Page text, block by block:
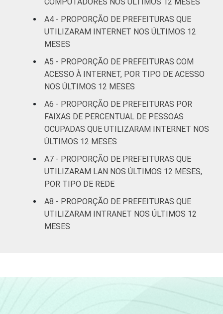
A4 - PROPORÇÃO DE PREFEITURAS QUE
UTILIZARAM INTERNET NOS ÚLTIMOS 12
MESES
A5 - PROPORÇÃO DE PREFEITURAS COM
ACESSO À INTERNET, POR TIPO DE ACESSO
NOS ÚLTIMOS 12 MESES
A6 - PROPORÇÃO DE PREFEITURAS POR
FAIXAS DE PERCENTUAL DE PESSOAS
OCUPADAS QUE UTILIZARAM INTERNET NOS
ÚLTIMOS 12 MESES
A7 - PROPORÇÃO DE PREFEITURAS QUE
UTILIZARAM LAN NOS ÚLTIMOS 12 MESES,
POR TIPO DE REDE
A8 - PROPORÇÃO DE PREFEITURAS QUE
UTILIZARAM INTRANET NOS ÚLTIMOS 12
MESES